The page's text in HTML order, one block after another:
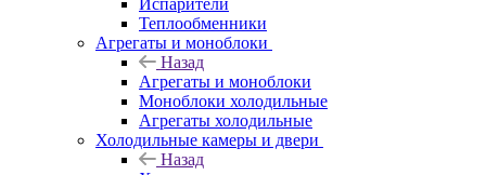
Испарители
Теплообменники
Агрегаты и моноблоки
Назад
Агрегаты и моноблоки
Моноблоки холодильные
Агрегаты холодильные
Холодильные камеры и двери
Назад